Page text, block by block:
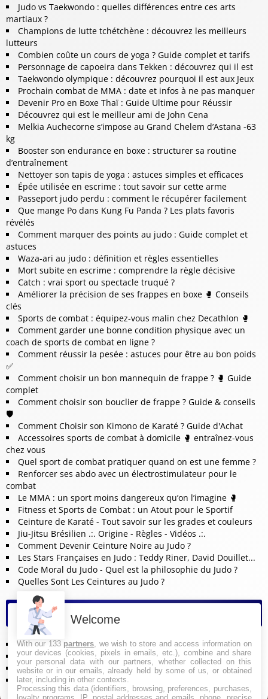
Judo vs Taekwondo : quelles différences entre ces arts
martiaux ?
Champions de lutte tchétchène : découvrez les meilleurs
lutteurs
Combien coûte un cours de yoga ? Guide complet et tarifs
Personnage de capoeira dans Tekken : découvrez qui il est
Taekwondo olympique : découvrez pourquoi il est aux Jeux
Prochain combat de MMA : date et infos à ne pas manquer
Devenir Pro en Boxe Thaï : Guide Ultime pour Réussir
Découvrez qui est le meilleur ami de John Cena
Melkia Auchecorne s’impose au Grand Chelem d’Astana -63
kg
Booster son endurance en boxe : structurer sa routine
d’entraînement
Nettoyer son tapis de yoga : astuces simples et efficaces
Épée utilisée en escrime : tout savoir sur cette arme
Passeport judo perdu : comment le récupérer facilement
Que mange Po dans Kung Fu Panda ? Les plats favoris
révélés
Comment marquer des points au judo : Guide complet et
astuces
Waza-ari au judo : définition et règles essentielles
Mort subite en escrime : comprendre la règle décisive
Catch : vrai sport ou spectacle truqué ?
Améliorer la précision de ses frappes en boxe 🥊 Conseils
clés
Sports de combat : équipez-vous malin chez Decathlon 🥊
Comment garder une bonne condition physique avec un
coach de sports de combat en ligne ?
Comment réussir la pesée : astuces pour être au bon poids
✅
Comment choisir un bon mannequin de frappe ? 🥊 Guide
complet
Comment choisir son bouclier de frappe ? Guide & conseils
🛡️
Comment Choisir son Kimono de Karaté ? Guide d'Achat
Accessoires sports de combat à domicile 🥊 entraînez-vous
chez vous
Quel sport de combat pratiquer quand on est une femme ?
Renforcer ses abdo avec un électrostimulateur pour le
combat
Le MMA : un sport moins dangereux qu’on l’imagine 🥊
Fitness et Sports de Combat : un Atout pour le Sportif
Ceinture de Karaté - Tout savoir sur les grades et couleurs
Jiu-Jitsu Brésilien .:. Origine - Règles - Vidéos .:.
Comment Devenir Ceinture Noire au Judo ?
Les Stars Françaises en Judo : Teddy Riner, David Douillet...
Code Moral du Judo - Quel est la philosophie du Judo ?
Quelles Sont Les Ceintures au Judo ?
Pages
Partenaires
Contact
Mentions Légales
Politique de Confidentialité
Welcome
With our 133 partners , we wish to store and access information on
your devices (cookies, pixels in emails, etc.), combine and share
your personal data with our partners, whether collected on this
website or in our emails, already held by some of us, or obtained
later, including in other contexts.
Processing this data (identifiers, browsing, preferences, purchases,
loyalty programs, IP, postal addresses and emails, phone, precise